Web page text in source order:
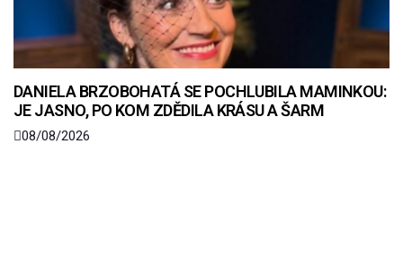
DANIELA BRZOBOHATÁ SE POCHLUBILA MAMINKOU:
JE JASNO, PO KOM ZDĚDILA KRÁSU A ŠARM
08/08/2026